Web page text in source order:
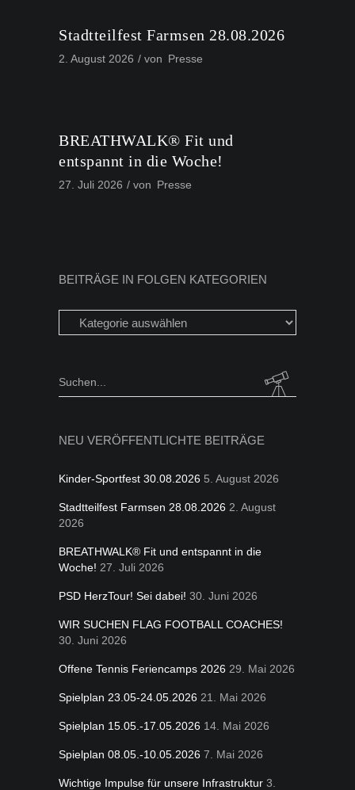
Stadtteilfest Farmsen 28.08.2026
2. August 2026 von Presse
BREATHWALK® Fit und
entspannt in die Woche!
27. Juli 2026 von Presse
BEITRÄGE IN FOLGEN KATEGORIEN
Beiträge
in
Kategorien
Search
NEU VERÖFFENTLICHTE BEITRÄGE
Kinder-Sportfest 30.08.2026 5. August 2026
Stadtteilfest Farmsen 28.08.2026 2. August
2026
BREATHWALK® Fit und entspannt in die
Woche! 27. Juli 2026
PSD HerzTour! Sei dabei! 30. Juni 2026
WIR SUCHEN FLAG FOOTBALL COACHES!
30. Juni 2026
Offene Tennis Feriencamps 2026 29. Mai 2026
Spielplan 23.05-24.05.2026 21. Mai 2026
Spielplan 15.05.-17.05.2026 14. Mai 2026
Spielplan 08.05.-10.05.2026 7. Mai 2026
Wichtige Impulse für unsere Infrastruktur 3.